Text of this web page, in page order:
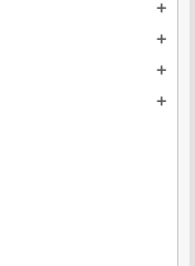
add
add
add
add